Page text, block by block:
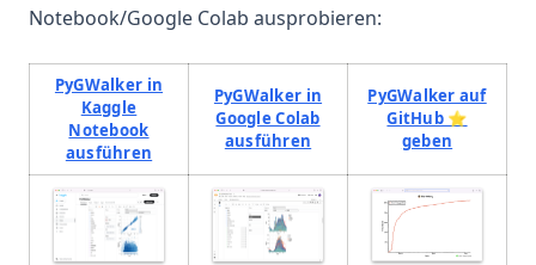
Notebook/Google Colab ausprobieren:
PyGWalker in
Kaggle
Notebook
ausführen (opens in a new tab)
PyGWalker in
Google Colab
ausführen (opens in a new tab)
PyGWalker auf
GitHub ⭐️
geben